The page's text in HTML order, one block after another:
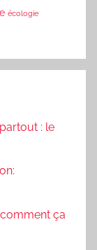
écologie
: le
ça